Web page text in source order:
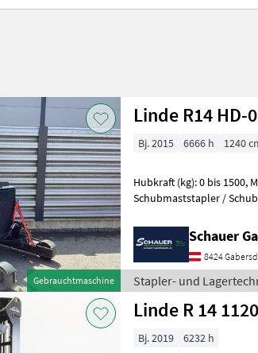
Gebrauchtmaschine
Linde R14 HD-
Bj. 2015 6666 h 1240
Hubkraft (kg): 0 bis 1500,
Schubmaststapler / Schubmaststapler,
Schauer
8424
Stapler- und
Linde R 14 1120
Bj. 2019 6232 h